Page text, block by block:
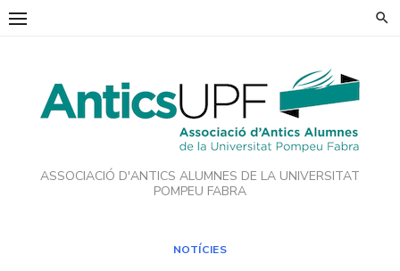
Skip
ASSOCIACIÓ D'ANTICS ALUMNES DE LA UNIVERSITAT
POMPEU FABRA
NOTÍCIES